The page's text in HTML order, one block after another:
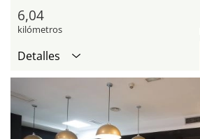
6,04
kilómetros
Detalles